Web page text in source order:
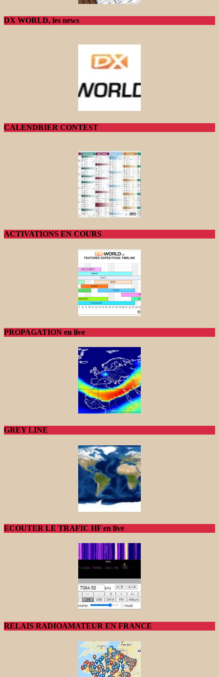
DX WORLD, les news
CALENDRIER CONTEST
ACTIVATIONS EN COURS
PROPAGATION en live
GREY LINE
ECOUTER LE TRAFIC HF en live
RELAIS RADIOAMATEUR EN FRANCE